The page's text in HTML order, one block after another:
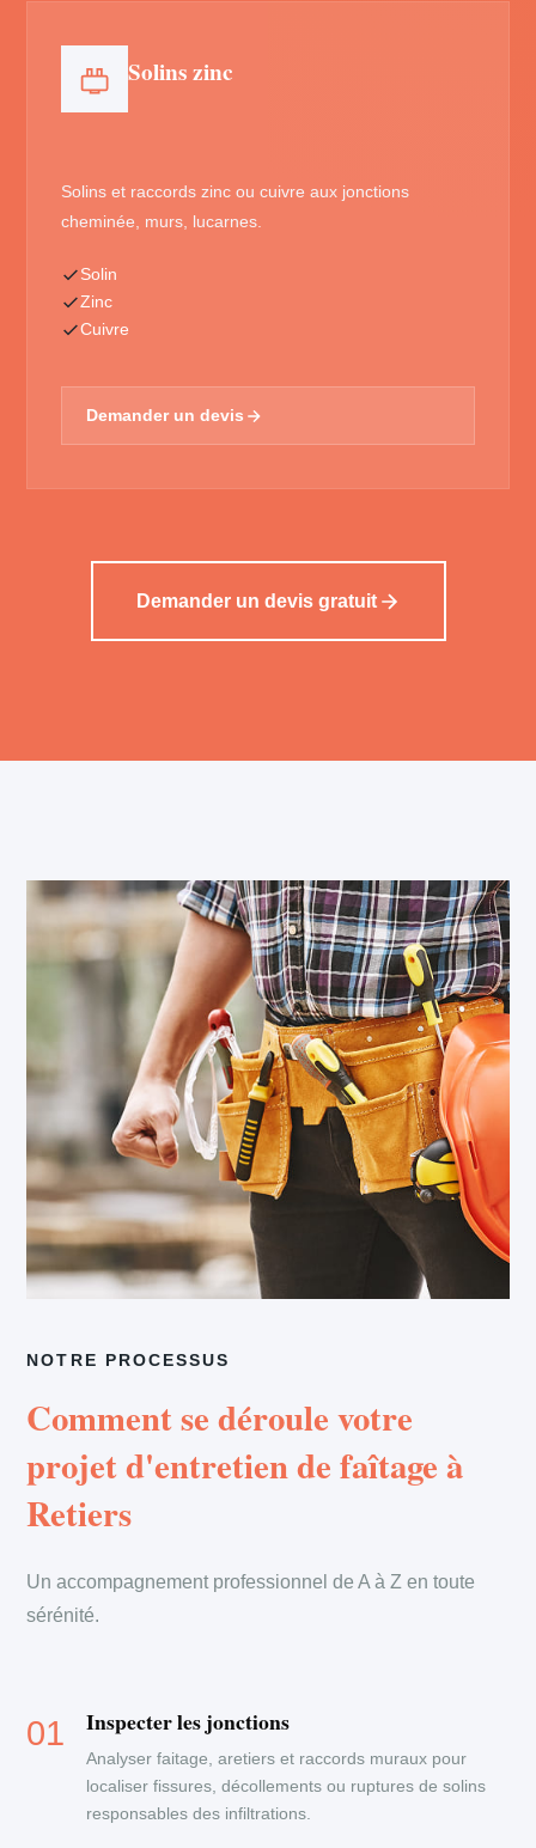
Solins zinc
Solins et raccords zinc ou cuivre aux jonctions
cheminée, murs, lucarnes.
Solin
Zinc
Cuivre
Demander un devis
Demander un devis gratuit
NOTRE PROCESSUS
Comment se déroule votre
projet d'entretien de faîtage à
Retiers
Un accompagnement professionnel de A à Z en toute
sérénité.
Inspecter les jonctions
Analyser faitage, aretiers et raccords muraux pour
localiser fissures, décollements ou ruptures de solins
responsables des infiltrations.